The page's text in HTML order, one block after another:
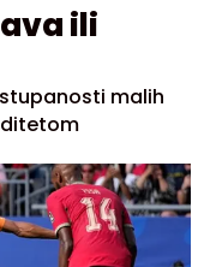
ili
malih